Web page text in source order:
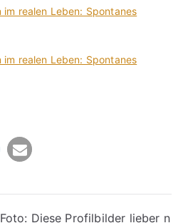
realen Leben: Spontanes
realen Leben: Spontanes
Diese Profilbilder lieber n